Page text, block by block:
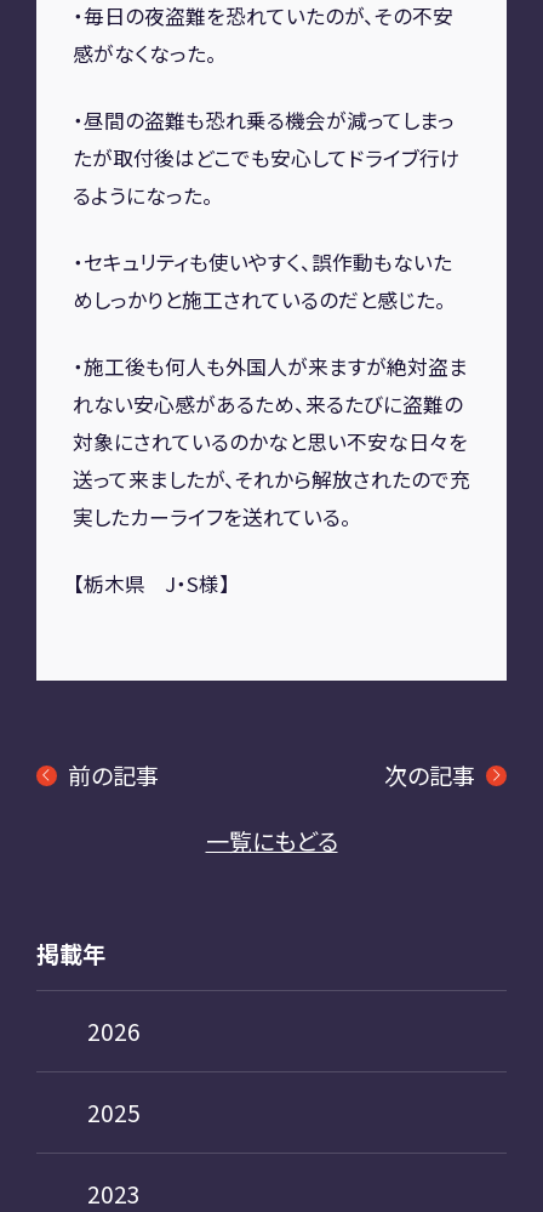
・毎日の夜盗難を恐れていたのが、その不安
感がなくなった。
・昼間の盗難も恐れ乗る機会が減ってしまっ
たが取付後はどこでも安心してドライブ行け
るようになった。
・セキュリティも使いやすく、誤作動もないた
めしっかりと施工されているのだと感じた。
・施工後も何人も外国人が来ますが絶対盗ま
れない安心感があるため、来るたびに盗難の
対象にされているのかなと思い不安な日々を
送って来ましたが、それから解放されたので充
実したカーライフを送れている。
【栃木県 J・S様】
前の記事
一覧にもどる
次の記事
掲載年
2026
2025
2023
CONTACT
RECRUIT
リクルート専用サイト